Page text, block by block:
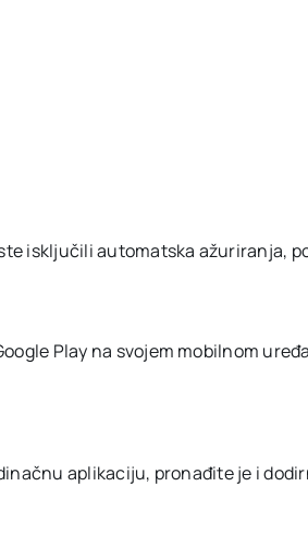
isključili automatska ažuriranja,
Play na svojem mobilnom
aplikaciju, pronađite je i